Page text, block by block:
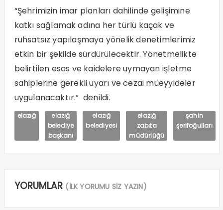
“Şehrimizin imar planları dahilinde gelişimine
katkı sağlamak adına her türlü kaçak ve
ruhsatsız yapılaşmaya yönelik denetimlerimiz
etkin bir şekilde sürdürülecektir. Yönetmelikte
belirtilen esas ve kaidelere uymayan işletme
sahiplerine gerekli uyarı ve cezai müeyyideler
uygulanacaktır.” denildi.
elazığ
elazığ
belediye
başkanı
elazığ
belediyesi
elazığ
zabıta
müdürlüğü
şahin
şerifoğulları
YORUMLAR (İLK YORUMU SİZ YAZIN)